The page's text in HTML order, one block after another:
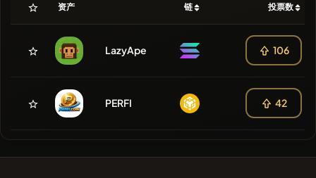
资产 链 投票数
LazyApe 106
PERFI 42